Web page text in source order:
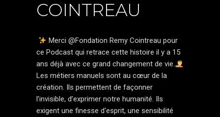
COINTREAU
Merci @Fondation Remy Cointreau pour
ce Podcast qui retrace cette histoire il y a 15
ans déjà avec ce grand changement de vie.
Les métiers manuels sont au cœur de la
création. Ils permettent de façonner
l’invisible, d’exprimer notre humanité. Ils
exigent une finesse d'esprit, une sensibilité